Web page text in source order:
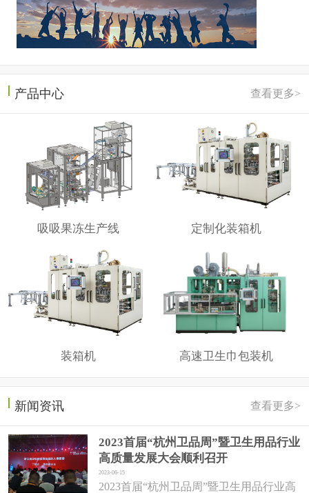
产品中心 查看更多>
吸吸果冻生产线 定制化装箱机
装箱机 高速卫生巾包装机
新闻资讯 查看更多>
2023首届“杭州卫品周”暨卫生用品行业
高质量发展大会顺利召开
2023-06-15
2023首届“杭州卫品周”暨卫生用品行业高